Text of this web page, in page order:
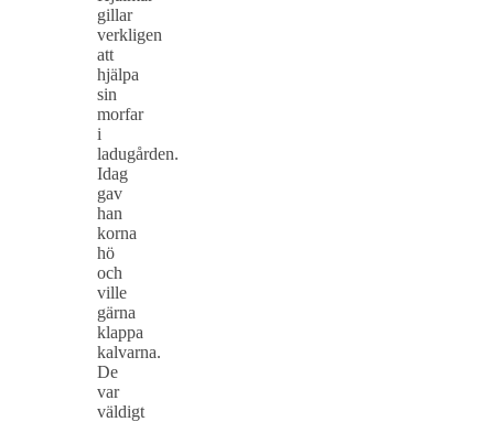
gillar
verkligen
att
hjälpa
sin
morfar
i
ladugården.
Idag
gav
han
korna
hö
och
ville
gärna
klappa
kalvarna.
De
var
väldigt